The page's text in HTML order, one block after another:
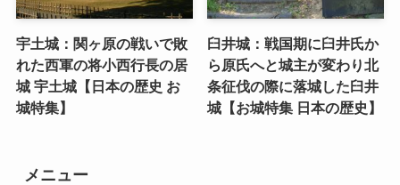
宇土城：関ヶ原の戦いで敗
れた西軍の将小西行長の居
城 宇土城【日本の歴史 お
城特集】
臼井城：戦国期に臼井氏か
ら原氏へと城主が変わり北
条征伐の際に落城した臼井
城【お城特集 日本の歴史】
メニュー